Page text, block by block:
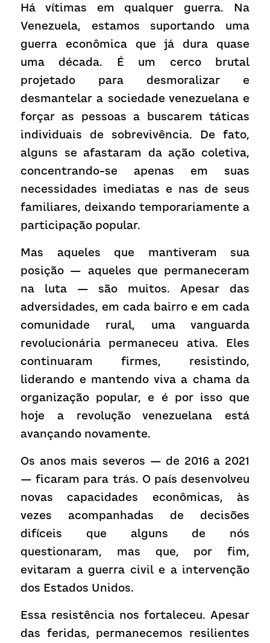
Há vítimas em qualquer guerra. Na
Venezuela, estamos suportando uma
guerra econômica que já dura quase
uma década. É um cerco brutal
projetado para desmoralizar e
desmantelar a sociedade venezuelana e
forçar as pessoas a buscarem táticas
individuais de sobrevivência. De fato,
alguns se afastaram da ação coletiva,
concentrando-se apenas em suas
necessidades imediatas e nas de seus
familiares, deixando temporariamente a
participação popular.
Mas aqueles que mantiveram sua
posição — aqueles que permaneceram
na luta — são muitos. Apesar das
adversidades, em cada bairro e em cada
comunidade rural, uma vanguarda
revolucionária permaneceu ativa. Eles
continuaram firmes, resistindo,
liderando e mantendo viva a chama da
organização popular, e é por isso que
hoje a revolução venezuelana está
avançando novamente.
Os anos mais severos — de 2016 a 2021
— ficaram para trás. O país desenvolveu
novas capacidades econômicas, às
vezes acompanhadas de decisões
difíceis que alguns de nós
questionaram, mas que, por fim,
evitaram a guerra civil e a intervenção
dos Estados Unidos.
Essa resistência nos fortaleceu. Apesar
das feridas, permanecemos resilientes